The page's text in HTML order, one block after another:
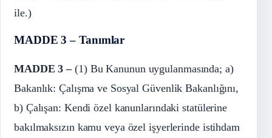
ile.)
MADDE 3 – Tanımlar
MADDE 3 – (1) Bu Kanunun uygulanmasında; a)
Bakanlık: Çalışma ve Sosyal Güvenlik Bakanlığını,
b) Çalışan: Kendi özel kanunlarındaki statülerine
bakılmaksızın kamu veya özel işyerlerinde istihdam